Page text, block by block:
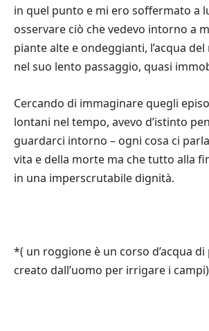
in quel punto e mi ero soffermato a
osservare ciò che vedevo intorno a
piante alte e ondeggianti, l’acqua
nel suo lento passaggio, quasi
Cercando di immaginare quegli
lontani nel tempo, avevo d’istinto
guardarci intorno – ogni cosa ci
vita e della morte ma che tutto alla
in una imperscrutabile dignità.
*( un roggione è un corso d’acqua
creato dall’uomo per irrigare i